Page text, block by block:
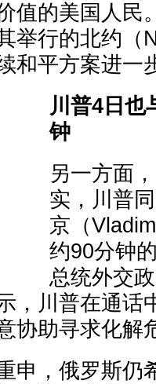
值的美国人民
举行的北约（
和平方案进一
川普4日也
钟
另一方面
实，川普
京（
约90分钟
总统外交
，川普在通话
协助寻求化解
申，俄罗斯仍